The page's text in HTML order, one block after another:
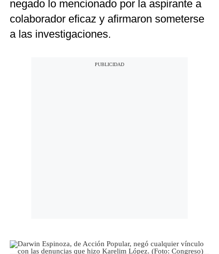
negado lo mencionado por la aspirante a
colaborador eficaz y afirmaron someterse
a las investigaciones.